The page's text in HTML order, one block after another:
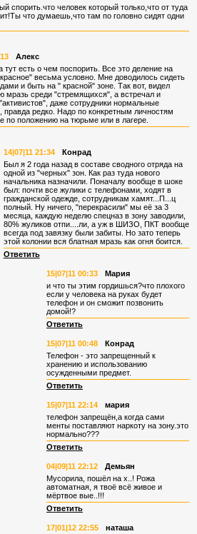
спорить.что человек который только,что от туда
что думаешь,что там по головно сидят одни
Алекс
тут есть о чем поспорить. Все это деление на
весьма условно. Мне доводилось сидеть
и быть на " красной" зоне. Так вот, видел
мразь среди "стремящихся", а встречал и
даже сотрудники нормальные
правда редко. Надо по конкретным личностям
по положению на тюрьме или в лагере.
14|07|11 21:34
Конрад
Был я 2 года назад в составе сводного отряда на
одной из "черных" зон. Как раз туда нового
начальника назначили. Поначалу вообще в шоке
был: почти все жулики с телефонами, ходят в
гражданской одежде, сотрудникам хамят...П...ц
полный. Ну ничего, "перекрасили" мы её за 3
месяца, каждую неделю спецназ в зону заводили,
80% жуликов отпи....ли, а уж в ШИЗО, ПКТ вообще
всегда под завязку были забиты. Но зато теперь
этой колонии вся блатная мразь как огня боится.
Ответить
15|07|11 00:33
Мария
и что ты этим гордишься?что плохого
если у человека на руках будет
телефон и он сможит позвонить
домой!?
Ответить
15|07|11 00:48
Конрад
Телефон - это запрещенный к
хранению и использованию
осужденными предмет.
Ответить
15|07|11 22:14
мария
телефон запрещён,а когда сами
менты поставляют наркоту на зону.это
нормально???
Ответить
04|09|11 22:12
Демьян
Мусорила, пошёл на х..! Рожа
автоматная, я твоё всё живое и
мёртвое вые..!!!
Ответить
17|01|12 22:55
наташа